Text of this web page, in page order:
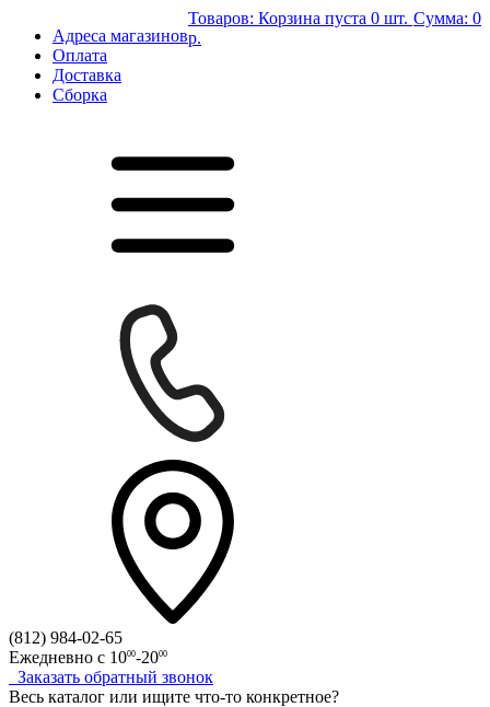
Адреса магазинов
Оплата
Доставка
Сборка
Товаров: Корзина пуста 0 шт. Сумма: 0
р.
(812) 984-02-65
Ежедневно с 1000-2000
Заказать обратный звонок
Весь каталог или ищите что-то конкретное?